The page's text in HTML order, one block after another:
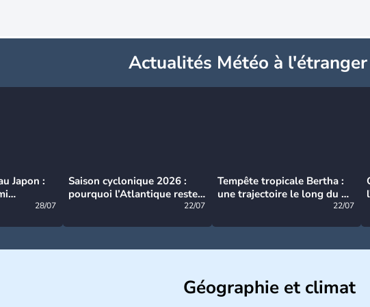
Actualités Météo à l'étranger
Japon :
28/07
Saison cyclonique 2026 :
pourquoi l’Atlantique reste
22/07
Tempête tropicale Bertha :
une trajectoire le long du du
22/07
Géographie et climat